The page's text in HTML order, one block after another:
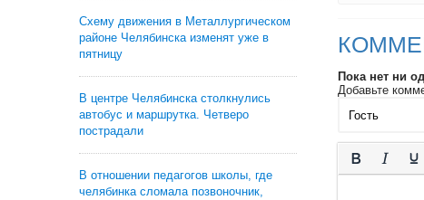
Схему движения в Металлургическом
районе Челябинска изменят уже в
пятницу
В центре Челябинска столкнулись
автобус и маршрутка. Четверо
пострадали
В отношении педагогов школы, где
челябинка сломала позвоночник,
Пока нет ни
Добавьте